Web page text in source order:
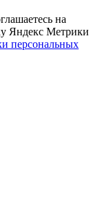
на
Яндекс Метрики
персональных